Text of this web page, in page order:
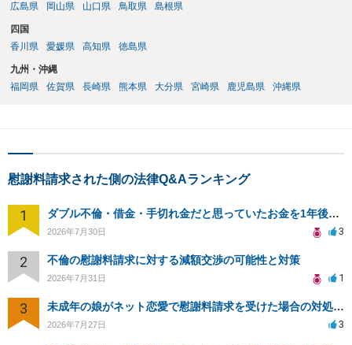
広島県
岡山県 山口県 鳥取県 島根県
四国
香川県
愛媛県 高知県 徳島県
九州・沖縄
福岡県
佐賀県 長崎県 熊本県 大分県 宮崎県 鹿児島県 沖縄県
慰謝料請求された側の法律Q&Aランキング
1 ダブル不倫・借金・手切れ金だと思っていたお金を1年後いまさら脅迫罪として通知書が来てまとめて請求
2026年7月30日 3
2 不倫の慰謝料請求に対する減額交渉の可能性と対策
2026年7月31日 1
3 未成年の娘がネット恋愛で慰謝料請求を受けた場合の対処法は？
2026年7月27日 3